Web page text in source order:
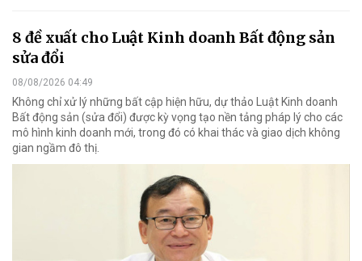
8 đề xuất cho Luật Kinh doanh Bất động sản
sửa đổi
08/08/2026 04:49
Không chỉ xử lý những bất cập hiện hữu, dự thảo Luật Kinh doanh
Bất động sản (sửa đổi) được kỳ vọng tạo nền tảng pháp lý cho các
mô hình kinh doanh mới, trong đó có khai thác và giao dịch không
gian ngầm đô thị.